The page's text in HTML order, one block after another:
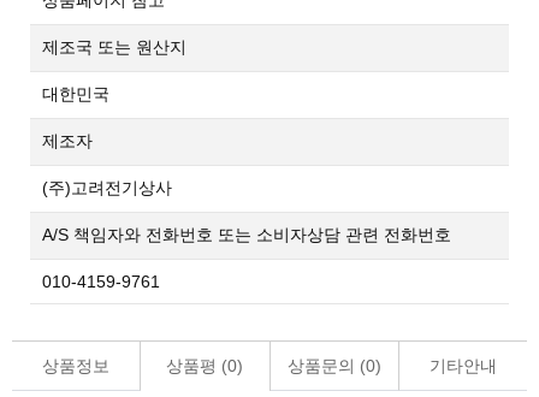
제조국 또는 원산지
대한민국
제조자
(주)고려전기상사
A/S 책임자와 전화번호 또는 소비자상담 관련 전화번호
010-4159-9761
상품정보 상품평 (0) 상품문의 (0) 기타안내